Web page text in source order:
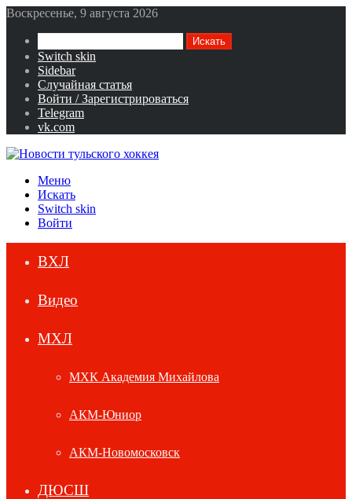
Воскресенье, 9 августа 2026
Искать
Switch skin
Sidebar
Случайная статья
Войти / Зарегистрироваться
Telegram
vk.com
Меню
Искать
Switch skin
Войти
ВХЛ
Видео
МХЛ
МХК Академия Михайлова
АКМ-Юниор
АКМ-Новомосковск
ДЮСШ